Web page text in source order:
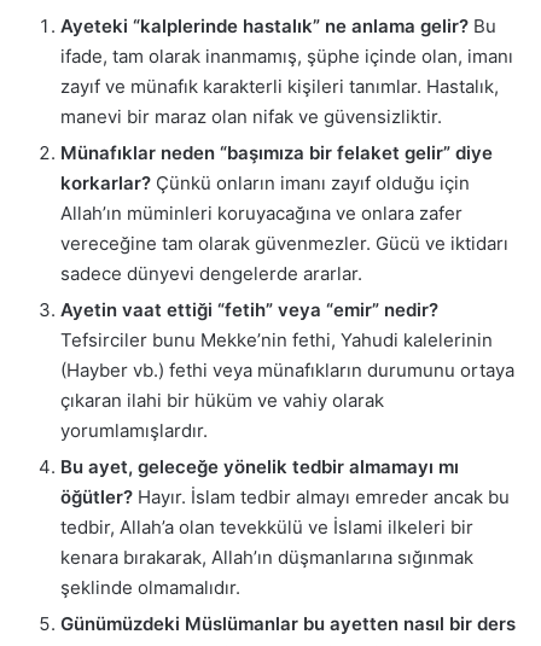
Ayeteki “kalplerinde hastalık” ne anlama gelir? Bu
ifade, tam olarak inanmamış, şüphe içinde olan, imanı
zayıf ve münafık karakterli kişileri tanımlar. Hastalık,
manevi bir maraz olan nifak ve güvensizliktir.
Münafıklar neden “başımıza bir felaket gelir” diye
korkarlar? Çünkü onların imanı zayıf olduğu için
Allah’ın müminleri koruyacağına ve onlara zafer
vereceğine tam olarak güvenmezler. Gücü ve iktidarı
sadece dünyevi dengelerde ararlar.
Ayetin vaat ettiği “fetih” veya “emir” nedir?
Tefsirciler bunu Mekke’nin fethi, Yahudi kalelerinin
(Hayber vb.) fethi veya münafıkların durumunu ortaya
çıkaran ilahi bir hüküm ve vahiy olarak
yorumlamışlardır.
Bu ayet, geleceğe yönelik tedbir almamayı mı
öğütler? Hayır. İslam tedbir almayı emreder ancak bu
tedbir, Allah’a olan tevekkülü ve İslami ilkeleri bir
kenara bırakarak, Allah’ın düşmanlarına sığınmak
şeklinde olmamalıdır.
Günümüzdeki Müslümanlar bu ayetten nasıl bir ders